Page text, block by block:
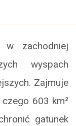
w zachodniej
wyspach
Zajmuje
czego 603 km²
gatunek